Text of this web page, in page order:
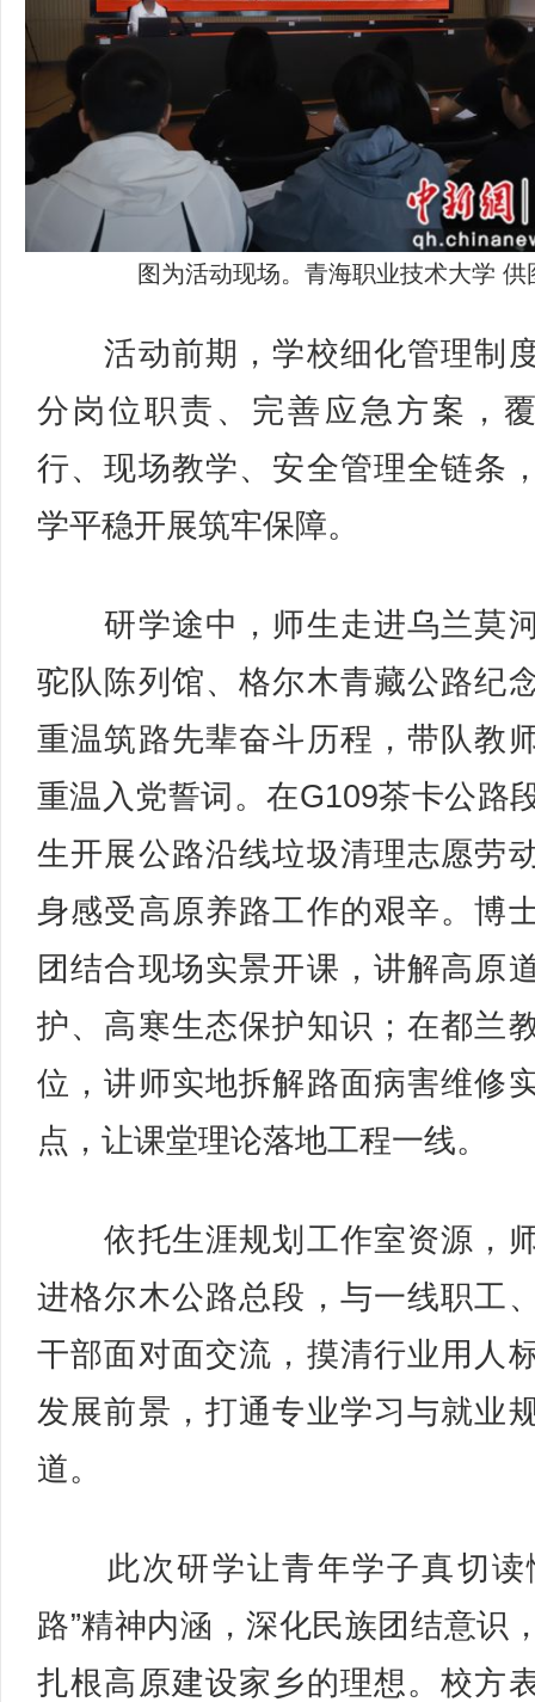
图为活动现场。青海职业技术大学 供
活动前期，学校细化管理制
分岗位职责、完善应急方案，
行、现场教学、安全管理全链条
学平稳开展筑牢保障。
研学途中，师生走进乌兰莫
驼队陈列馆、格尔木青藏公路纪
重温筑路先辈奋斗历程，带队教
重温入党誓词。在G109茶卡公路
生开展公路沿线垃圾清理志愿劳
身感受高原养路工作的艰辛。博
团结合现场实景开课，讲解高原
护、高寒生态保护知识；在都兰
位，讲师实地拆解路面病害维修
点，让课堂理论落地工程一线。
依托生涯规划工作室资源，
进格尔木公路总段，与一线职工
干部面对面交流，摸清行业用人
发展前景，打通专业学习与就业
道。
此次研学让青年学子真切读
路”精神内涵，深化民族团结意识
扎根高原建设家乡的理想。校方